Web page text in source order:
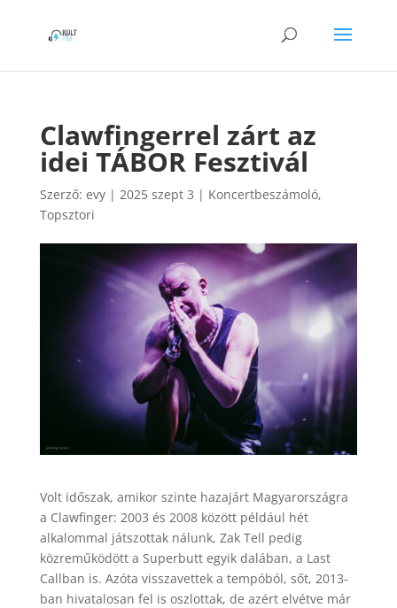
Clawfingerrel zárt az
idei TÁBOR Fesztivál
Szerző: evy| 2025 szept 3 | Koncertbeszámoló,
Topsztori
Volt időszak, amikor szinte hazajárt Magyarországra
a Clawfinger: 2003 és 2008 között például hét
alkalommal játszottak nálunk, Zak Tell pedig
közreműködött a Superbutt egyik dalában, a Last
Callban is. Azóta visszavettek a tempóból, sőt, 2013-
ban hivatalosan fel is oszlottak, de azért elvétve már